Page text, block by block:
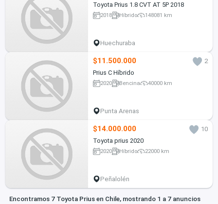
Toyota Prius 1.8 CVT AT 5P 2018
2018 Híbrido 148081 km
Huechuraba
$11.500.000
2
Prius C Híbrido
2020 Bencina 40000 km
Punta Arenas
$14.000.000
10
Toyota prius 2020
2020 Híbrido 22000 km
Peñalolén
Encontramos 7 Toyota Prius en Chile, mostrando 1 a 7 anuncios